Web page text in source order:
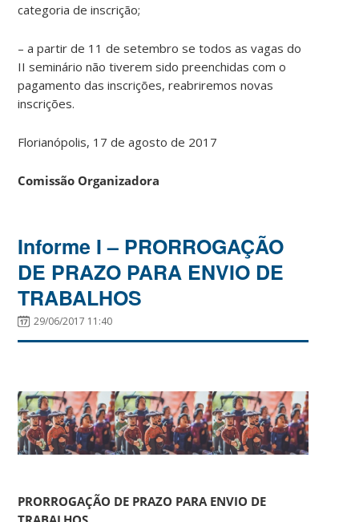
categoria de inscrição;
– a partir de 11 de setembro se todos as vagas do
II seminário não tiverem sido preenchidas com o
pagamento das inscrições, reabriremos novas
inscrições.
Florianópolis, 17 de agosto de 2017
Comissão Organizadora
Informe I – PRORROGAÇÃO
DE PRAZO PARA ENVIO DE
TRABALHOS
29/06/2017 11:40
PRORROGAÇÃO DE PRAZO PARA ENVIO DE